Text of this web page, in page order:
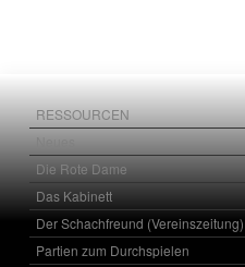
RESSOURCEN
Die Rote Dame
Das Kabinett
Der Schachfreund (Vereinszeitung)
Partien zum Durchspielen